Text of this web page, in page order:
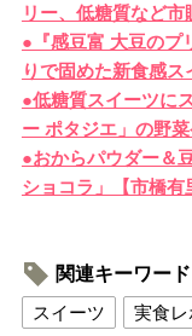
リー、低糖質など
●『感豆富 大豆のプ
りで固めた新食感ス
●低糖質スイーツに
ー ポタジエ」の野
●おからパウダー＆
ショコラ」【市橋有
関連キーワード
スイーツ
実食レ